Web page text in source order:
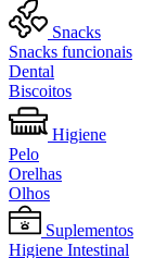
Snacks
Snacks funcionais
Dental
Biscoitos
Higiene
Pelo
Orelhas
Olhos
Suplementos
Higiene Intestinal